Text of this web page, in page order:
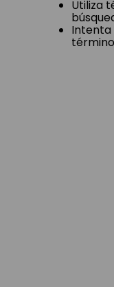
Utiliza
Intenta